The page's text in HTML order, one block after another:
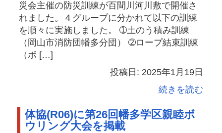
災会主催の防災訓練が百間川河川敷で開催さ
れました。４グループに分かれて以下の訓練
を順々に実施しました。 ➀土のう積み訓練
（岡山市消防団幡多分団） ➁ロープ結束訓練
（ボ […]
投稿日: 2025年1月19日
続きを読む
体協(R06)に第26回幡多学区親睦ボ
ウリング大会を掲載